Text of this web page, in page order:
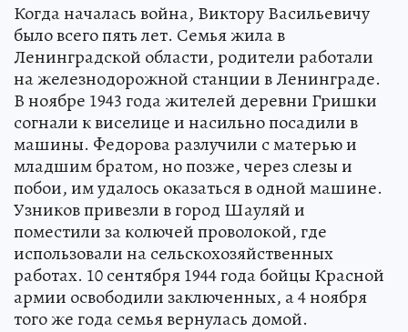
Когда началась война, Виктору Васильевичу
было всего пять лет. Семья жила в
Ленинградской области, родители работали
на железнодорожной станции в Ленинграде.
В ноябре 1943 года жителей деревни Гришки
согнали к виселице и насильно посадили в
машины. Федорова разлучили с матерью и
младшим братом, но позже, через слезы и
побои, им удалось оказаться в одной машине.
Узников привезли в город Шауляй и
поместили за колючей проволокой, где
использовали на сельскохозяйственных
работах. 10 сентября 1944 года бойцы Красной
армии освободили заключенных, а 4 ноября
того же года семья вернулась домой.